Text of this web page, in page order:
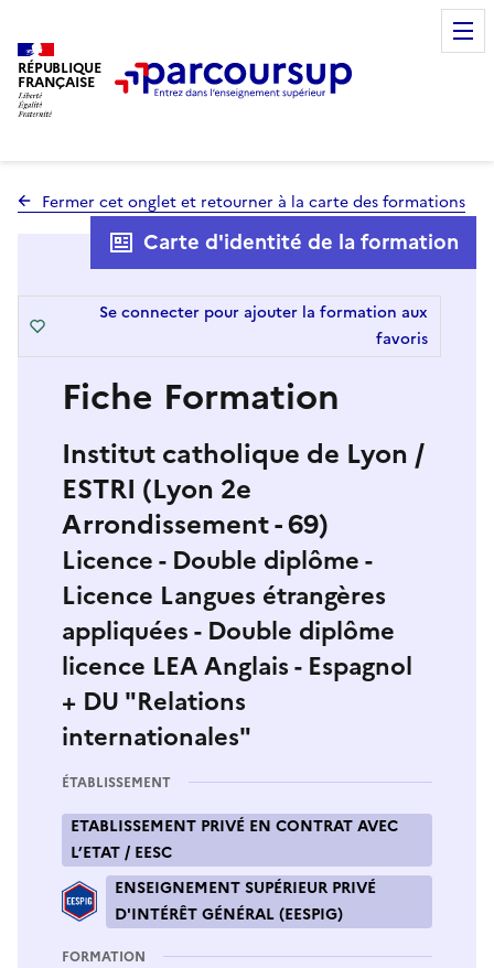
RÉPUBLIQUE
FRANÇAISE
Fermer cet onglet et retourner à la carte des formations
Fiche Formation
Institut catholique de Lyon /
ESTRI (Lyon 2e
Arrondissement - 69)
Licence - Double diplôme -
Licence Langues étrangères
appliquées - Double diplôme
licence LEA Anglais - Espagnol
+ DU "Relations
internationales"
Carte d'identité de la formation
Se connecter pour ajouter la formation aux
favoris
ÉTABLISSEMENT
ETABLISSEMENT PRIVÉ EN CONTRAT AVEC
L’ETAT / EESC
ENSEIGNEMENT SUPÉRIEUR PRIVÉ
D'INTÉRÊT GÉNÉRAL (EESPIG)
FORMATION